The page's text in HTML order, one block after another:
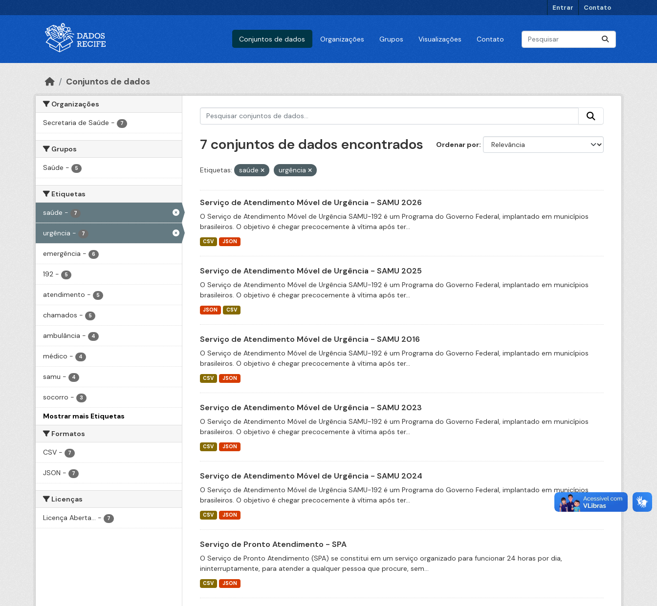
Entrar Contato
Conjuntos de dados Organizações Grupos Visualizações Contato
Conjuntos de dados
Organizações
Secretaria de Saúde - 7
Grupos
Saúde - 5
Etiquetas
saúde - 7
urgência - 7
emergência - 6
192 - 5
atendimento - 5
chamados - 5
ambulância - 4
médico - 4
samu - 4
socorro - 3
Mostrar mais Etiquetas
Formatos
CSV - 7
JSON - 7
Licenças
Licença Aberta... - 7
Ordenar por
7 conjuntos de dados encontrados
Etiquetas: saúde urgência
Serviço de Atendimento Móvel de Urgência - SAMU 2026
O Serviço de Atendimento Móvel de Urgência SAMU-192 é um Programa do Governo Federal, implantado em municípios
brasileiros. O objetivo é chegar precocemente à vítima após ter...
CSV JSON
Serviço de Atendimento Móvel de Urgência - SAMU 2025
O Serviço de Atendimento Móvel de Urgência SAMU-192 é um Programa do Governo Federal, implantado em municípios
brasileiros. O objetivo é chegar precocemente à vítima após ter...
JSON CSV
Serviço de Atendimento Móvel de Urgência - SAMU 2016
O Serviço de Atendimento Móvel de Urgência SAMU-192 é um Programa do Governo Federal, implantado em municípios
brasileiros. O objetivo é chegar precocemente à vítima após ter...
CSV JSON
Serviço de Atendimento Móvel de Urgência - SAMU 2023
O Serviço de Atendimento Móvel de Urgência SAMU-192 é um Programa do Governo Federal, implantado em municípios
brasileiros. O objetivo é chegar precocemente à vítima após ter...
CSV JSON
Serviço de Atendimento Móvel de Urgência - SAMU 2024
O Serviço de Atendimento Móvel de Urgência SAMU-192 é um Programa do Governo Federal, implantado em municípios
brasileiros. O objetivo é chegar precocemente à vítima após ter...
CSV JSON
Serviço de Pronto Atendimento - SPA
O Serviço de Pronto Atendimento (SPA) se constitui em um serviço organizado para funcionar 24 horas por dia,
ininterruptamente, para atender a qualquer pessoa que procure, sem...
CSV JSON